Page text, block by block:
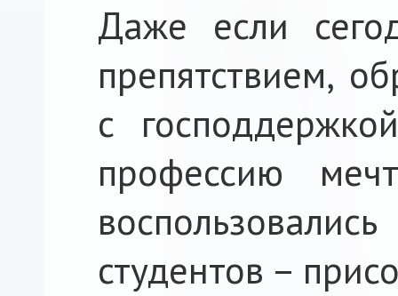
Даже если
препятствием,
с
профессию
студентов –